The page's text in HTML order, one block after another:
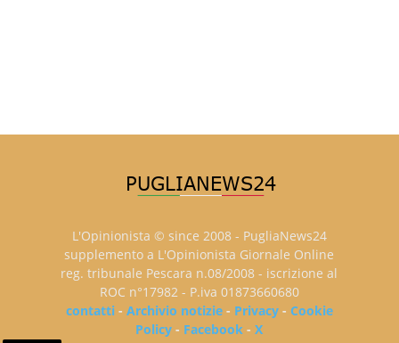
L'Opinionista © since 2008 - PugliaNews24
supplemento a L'Opinionista Giornale Online
reg. tribunale Pescara n.08/2008 - iscrizione al
ROC n°17982 - P.iva 01873660680
contatti- Archivio notizie- Privacy- Cookie
Policy - Facebook -X